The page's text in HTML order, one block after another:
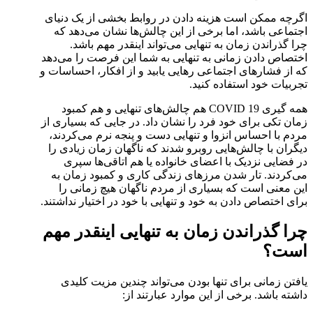
اگرچه ممکن است هزینه دادن در روابط بخشی از یک دنیای
اجتماعی باشد، اما برخی از این چالش‌ها نشان می‌دهد که
چرا گذراندن زمان به تنهایی می‌تواند اینقدر مهم باشد.
اختصاص دادن زمانی به تنهایی به شما این فرصت را می‌دهد
که از فشارهای اجتماعی رهایی یابید و از افکار، احساسات و
تجربیات خود استفاده کنید.
همه گیری COVID 19 هم چالش‌های تنهایی و هم کمبود
زمان تکی برای خود فرد را نشان داد. در جایی که بسیاری از
مردم با احساس انزوا و تنهایی دست و پنجه نرم می‌کردند،
دیگران با چالش‌هایی روبرو شدند که ناگهان زمان زیادی را
در فضایی نزدیک با اعضای خانواده یا هم اتاقی‌ها سپری
می‌کردند. تار شدن مرزهای زندگی کاری و کمبود زمان به
این معنی است که بسیاری از مردم ناگهان هیچ زمانی را
برای اختصاص دادن به خود و تنهایی با خود در اختیار نداشتند.
چرا گذراندن زمان به تنهایی اینقدر مهم
است؟
یافتن زمانی برای تنها بودن می‌تواند چندین مزیت کلیدی
داشته باشد. برخی از این موارد عبارتند از: